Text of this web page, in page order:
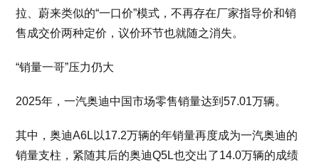
拉、蔚来类似的“一口价”模式，不再存在厂家指导价和销
售成交价两种定价，议价环节也就随之消失。
“销量一哥”压力仍大
2025年，一汽奥迪中国市场零售销量达到57.01万辆。
其中，奥迪A6L以17.2万辆的年销量再度成为一汽奥迪的
销量支柱，紧随其后的奥迪Q5L也交出了14.0万辆的成绩